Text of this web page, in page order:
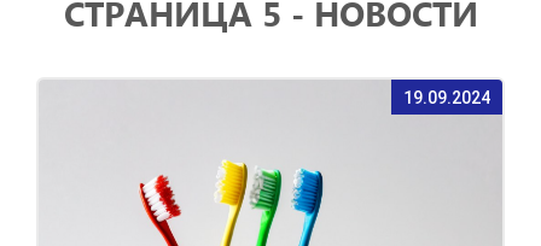
СТРАНИЦА 5 - НОВОСТИ
19.09.2024